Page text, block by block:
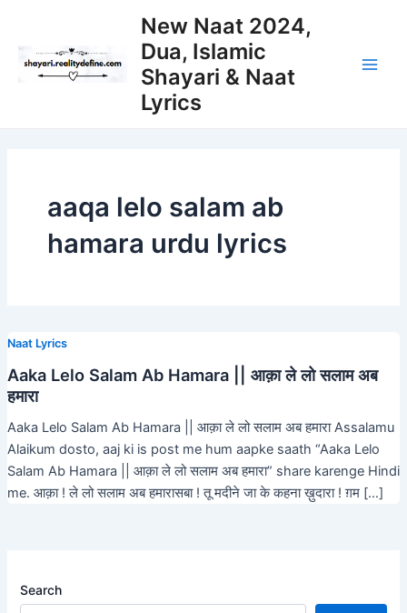
content
New Naat 2024,
Dua, Islamic
Shayari & Naat
Lyrics
aaqa lelo salam ab
hamara urdu lyrics
Naat Lyrics
Aaka Lelo Salam Ab Hamara || आक़ा ले लो सलाम अब
हमारा
Aaka Lelo Salam Ab Hamara || आक़ा ले लो सलाम अब हमारा Assalamu
Alaikum dosto, aaj ki is post me hum aapke saath “Aaka Lelo
Salam Ab Hamara || आक़ा ले लो सलाम अब हमारा” share karenge Hindi
me. आक़ा ! ले लो सलाम अब हमारासबा ! तू मदीने जा के कहना ख़ुदारा ! ग़म […]
Search